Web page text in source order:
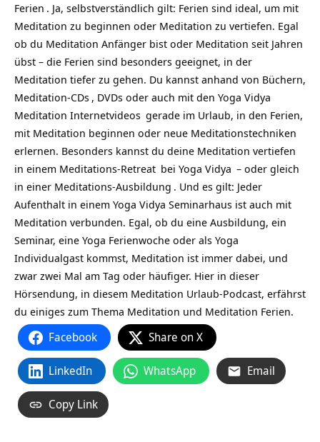
Ferien . Ja, selbstverständlich gilt: Ferien sind ideal, um mit
Meditation zu beginnen oder Meditation zu vertiefen. Egal
ob du Meditation Anfänger bist oder Meditation seit Jahren
übst – die Ferien sind besonders geeignet, in der
Meditation tiefer zu gehen. Du kannst anhand von Büchern,
Meditation-CDs , DVDs oder auch mit den Yoga Vidya
Meditation Internetvideos gerade im Urlaub, in den Ferien,
mit Meditation beginnen oder neue Meditationstechniken
erlernen. Besonders kannst du deine Meditation vertiefen
in einem Meditations-Retreat bei Yoga Vidya – oder gleich
in einer Meditations-Ausbildung . Und es gilt: Jeder
Aufenthalt in einem Yoga Vidya Seminarhaus ist auch mit
Meditation verbunden. Egal, ob du eine Ausbildung, ein
Seminar, eine Yoga Ferienwoche oder als Yoga
Individualgast kommst, Meditation ist immer dabei, und
zwar zwei Mal am Tag oder häufiger. Hier in dieser
Hörsendung, in diesem Meditation Urlaub-Podcast, erfährst
du einiges zum Thema Meditation und Meditation Ferien.
Facebook Share on X
LinkedIn WhatsApp Email
Copy Link